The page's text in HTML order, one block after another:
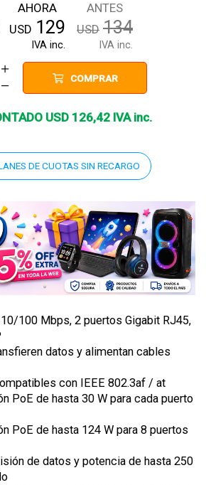
ANTES
USD 134
IVA inc.
AHORA
USD 129
IVA inc.
COMPRAR
USD 126,42IVA inc.
DE CUOTAS SIN RECARGO
100 Mbps, 2 puertos Gigabit RJ45,
datos y alimentan cables
con IEEE 802.3af / at
PoE de hasta 30 W para cada puerto
PoE de hasta 124 W para 8 puertos
de datos y potencia de hasta 250